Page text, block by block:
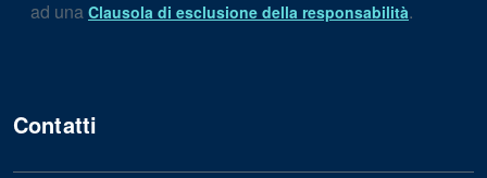
ad una Clausola di esclusione della responsabilità.
Contatti